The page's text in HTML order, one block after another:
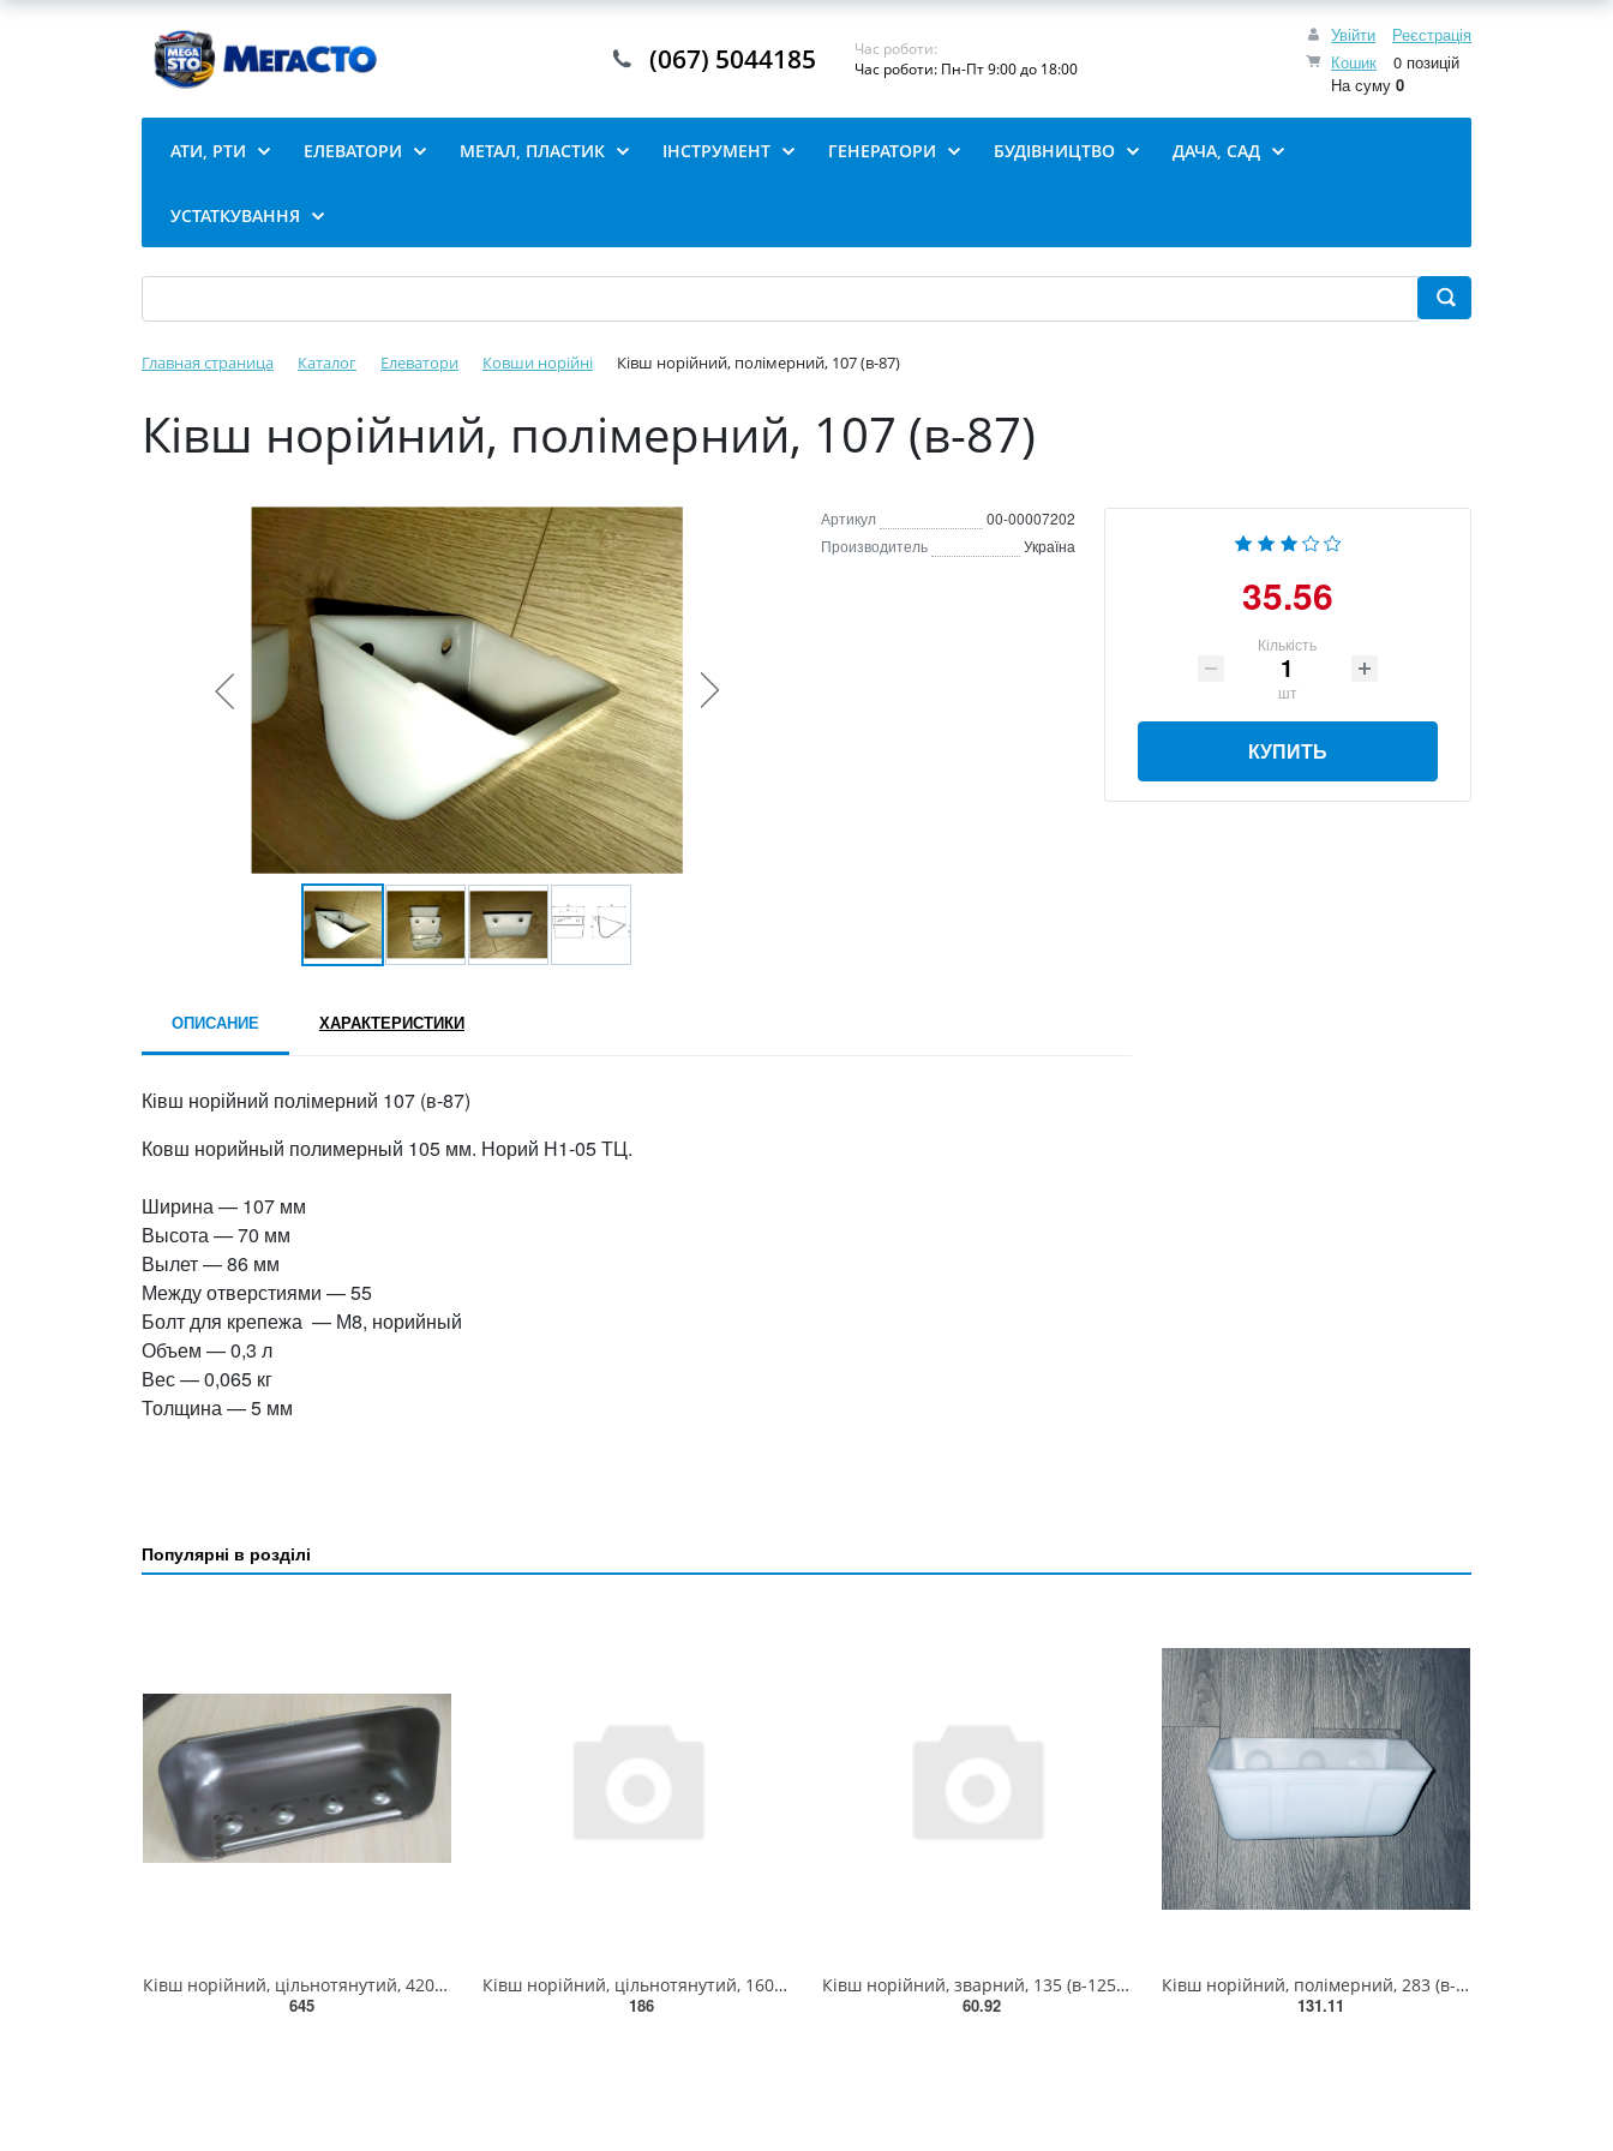
Увійти
Реєстрація
Кошик
0 позицій
На суму 0
(067) 5044185
Час роботи:
Час роботи: Пн-Пт 9:00 до 18:00
АТИ, РТИ ЕЛЕВАТОРИ МЕТАЛ, ПЛАСТИК ІНСТРУМЕНТ ГЕНЕРАТОРИ БУДІВНИЦТВО ДАЧА, САД
УСТАТКУВАННЯ
Главная страница Каталог Елеватори Ковши норійні Ківш норійний, полімерний, 107 (в-87)
Ківш норійний, полімерний, 107 (в-87)
Артикул
00-00007202
Производитель
Україна
35.56
Кількість
шт
КУПИТЬ
ОПИСАНИЕ ХАРАКТЕРИСТИКИ
Ківш норійний полімерний 107 (в-87)
Ковш норийный полимерный 105 мм. Норий Н1-05 ТЦ.
Ширина — 107 мм
Высота — 70 мм
Вылет — 86 мм
Между отверстиями — 55
Болт для крепежа — М8, норийный
Объем — 0,3 л
Вес — 0,065 кг
Толщина — 5 мм
Популярні в розділі
Ківш норійний, цільнотянутий, 420 (в-175) s-1.5 Н1-175 ЦТ
645
Ківш норійний, цільнотянутий, 160 (в-125) s-1.5 H1-20 ЦТ
186
Ківш норійний, зварний, 135 (в-125) s-1.0
60.92
Ківш норійний, полімерний, 283 (в-162) збільшений
131.11